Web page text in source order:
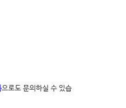
으로도 문의하실 수 있습